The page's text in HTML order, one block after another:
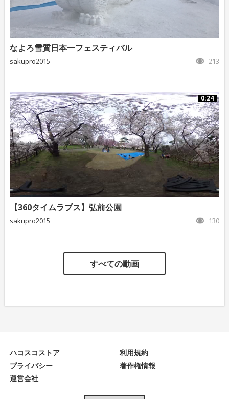
なよろ雪質日本一フェスティバル
sakupro2015 213
0:24
【360タイムラプス】弘前公園
sakupro2015 130
すべての動画
ハコスコストア
利用規約
プライバシー
著作権情報
運営会社